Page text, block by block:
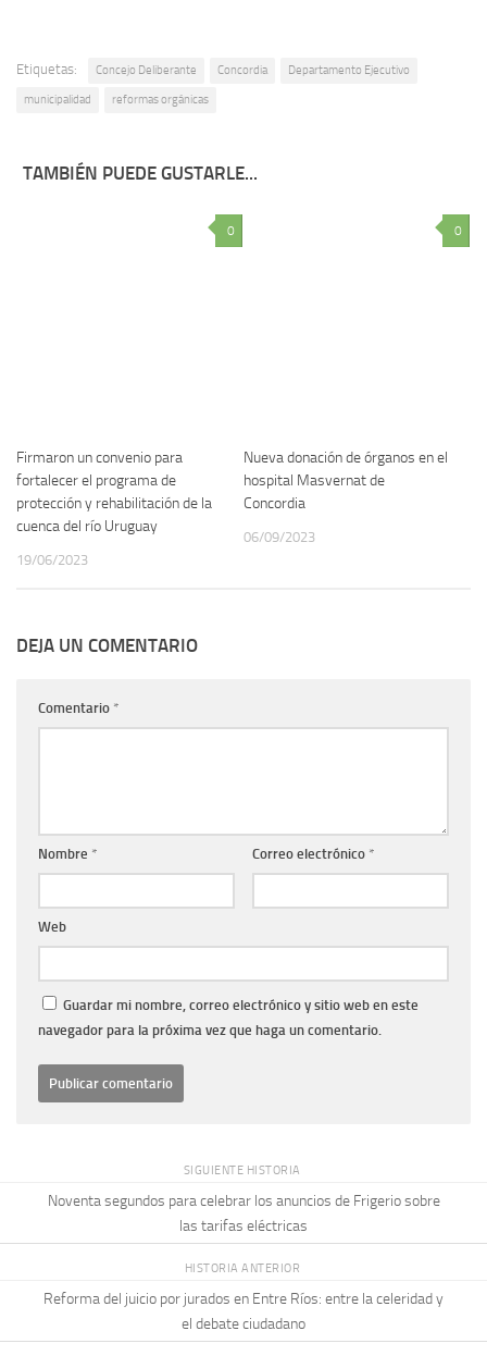
Etiquetas: Concejo Deliberante Concordia Departamento Ejecutivo
municipalidad reformas orgánicas
TAMBIÉN PUEDE GUSTARLE...
0
Firmaron un convenio para
fortalecer el programa de
protección y rehabilitación de la
cuenca del río Uruguay
19/06/2023
0
Nueva donación de órganos en el
hospital Masvernat de
Concordia
06/09/2023
DEJA UN COMENTARIO
Comentario *
Nombre * Correo electrónico *
Web
Guardar mi nombre, correo electrónico y sitio web en este
navegador para la próxima vez que haga un comentario.
SIGUIENTE HISTORIA
Noventa segundos para celebrar los anuncios de Frigerio sobre
las tarifas eléctricas
HISTORIA ANTERIOR
Reforma del juicio por jurados en Entre Ríos: entre la celeridad y
el debate ciudadano